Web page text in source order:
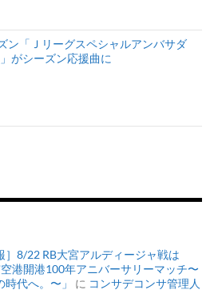
ン「Ｊリーグスペシャルアンバサダ
がシーズン応援曲に
］8/22 RB大宮アルディージャ戦は
空港開港100年アニバーサリーマッチ〜
代へ。〜」
に コンサデコンサ管理人